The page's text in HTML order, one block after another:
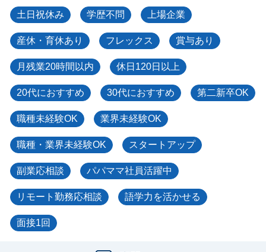
土日祝休み 学歴不問 上場企業
産休・育休あり フレックス 賞与あり
月残業20時間以内 休日120日以上
20代におすすめ 30代におすすめ 第二新卒OK
職種未経験OK 業界未経験OK
職種・業界未経験OK スタートアップ
副業応相談 パパママ社員活躍中
リモート勤務応相談 語学力を活かせる
面接1回